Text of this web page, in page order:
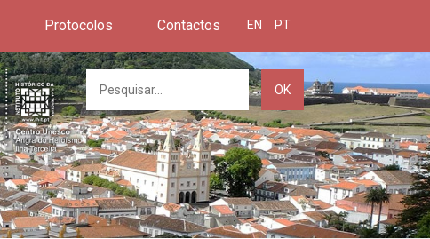
Protocolos Contactos EN PT
OK